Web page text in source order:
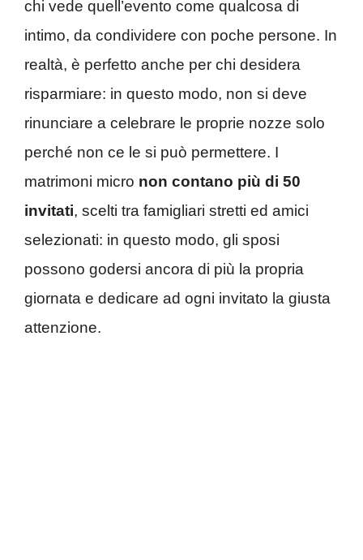
chi vede quell’evento come qualcosa di
intimo, da condividere con poche persone. In
realtà, è perfetto anche per chi desidera
risparmiare: in questo modo, non si deve
rinunciare a celebrare le proprie nozze solo
perché non ce le si può permettere. I
matrimoni micro non contano più di 50
invitati, scelti tra famigliari stretti ed amici
selezionati: in questo modo, gli sposi
possono godersi ancora di più la propria
giornata e dedicare ad ogni invitato la giusta
attenzione.